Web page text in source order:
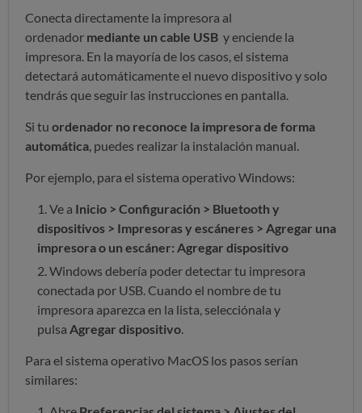
Conecta directamente la impresora al
ordenador mediante un cable USB y enciende la
impresora. En la mayoría de los casos, el sistema
detectará automáticamente el nuevo dispositivo y solo
tendrás que seguir las instrucciones en pantalla.
Si tu ordenador no reconoce la impresora de forma
automática , puedes realizar la instalación manual.
Por ejemplo, para el sistema operativo Windows:
Ve a Inicio > Configuración > Bluetooth y
dispositivos > Impresoras y escáneres > Agregar una
impresora o un escáner: Agregar dispositivo
Windows debería poder detectar tu impresora
conectada por USB. Cuando el nombre de tu
impresora aparezca en la lista, selecciónala y
pulsa Agregar dispositivo
Para el sistema operativo MacOS los pasos serían
similares: